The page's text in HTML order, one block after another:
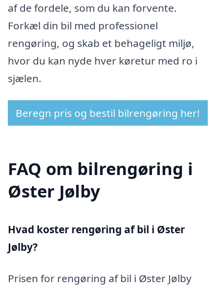
af de fordele, som du kan forvente.
Forkæl din bil med professionel
rengøring, og skab et behageligt miljø,
hvor du kan nyde hver køretur med ro i
sjælen.
Beregn pris og bestil bilrengøring her!
FAQ om bilrengøring i
Øster Jølby
Hvad koster rengøring af bil i Øster
Jølby?
Prisen for rengøring af bil i Øster Jølby